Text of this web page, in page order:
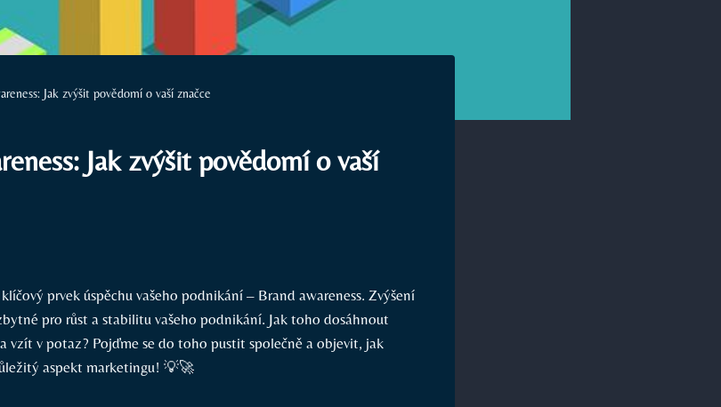
Jak zvýšit povědomí o vaší značce
Jak zvýšit povědomí o vaší
prvek úspěchu vašeho podnikání – Brand awareness. Zvýšení
pro růst a stabilitu vašeho podnikání. Jak toho dosáhnout
vzít v potaz? Pojďme se do toho pustit společně a objevit, jak
aspekt marketingu! 💡🚀